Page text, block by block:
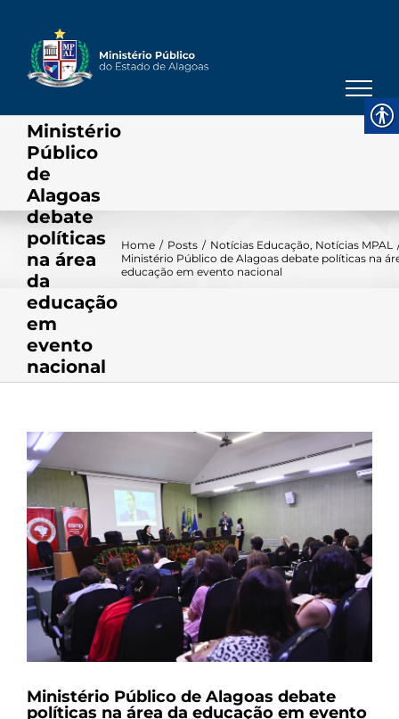
content
Ministério
Público
de
Alagoas
debate
políticas
na área
da
educação
em
evento
nacional
Home / Posts / Notícias Educação, Notícias MPAL
Ministério Público de Alagoas debate políticas na
educação em evento nacional
View
Larger
Image
Ministério Público de Alagoas debate
políticas na área da educação em evento